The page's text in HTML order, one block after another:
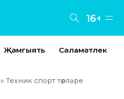
16+
Җәмгыять Сәламәтлек
» Техник спорт төрләре